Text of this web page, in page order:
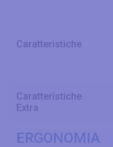
Caratteristiche
Caratteristiche
Extra
ERGONOMIA